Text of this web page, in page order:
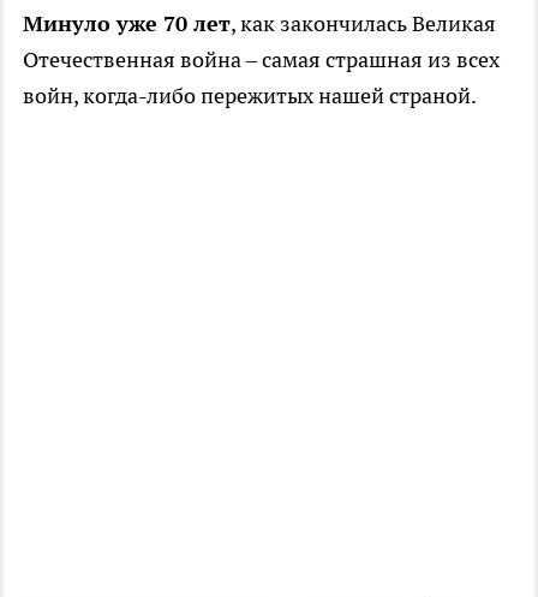
Минуло уже 70 лет, как закончилась Великая
Отечественная война – самая страшная из всех
войн, когда-либо пережитых нашей страной.